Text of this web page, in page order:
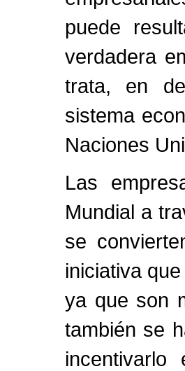
puede
verdadera
trata, en
sistema
Naciones
Las
Mundial a
se
iniciativa
ya que son
también se